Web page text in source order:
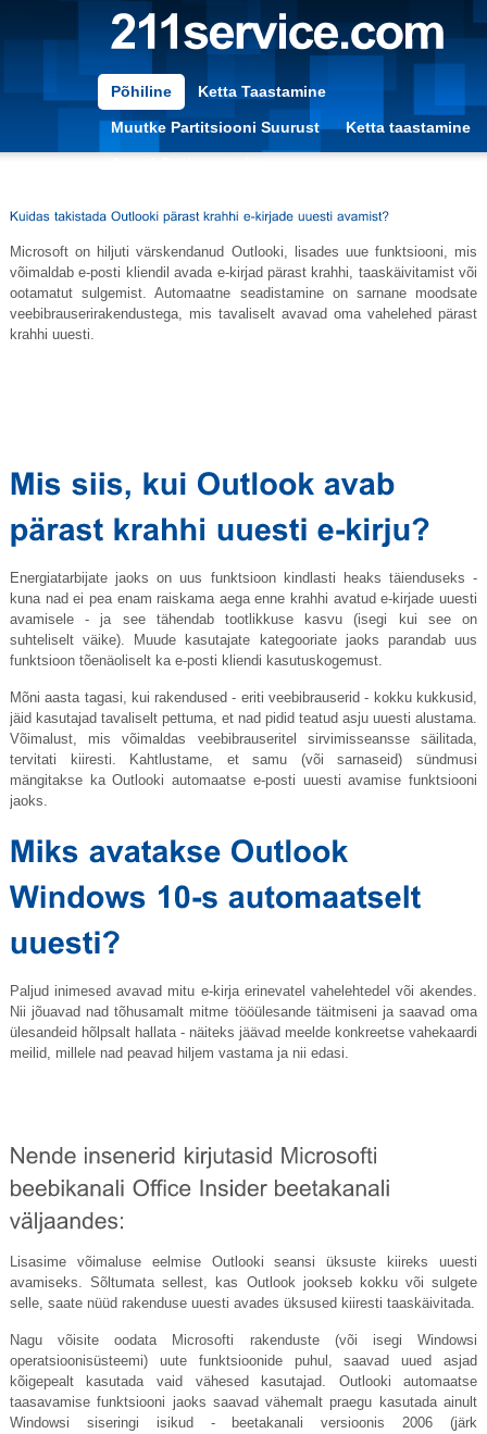
Põhiline Ketta Taastamine
Muutke Partitsiooni Suurust Ketta taastamine
Microsoft on hiljuti värskendanud Outlooki, lisades uue funktsiooni, mis
võimaldab e-posti kliendil avada e-kirjad pärast krahhi, taaskäivitamist või
ootamatut sulgemist. Automaatne seadistamine on sarnane moodsate
veebibrauserirakendustega, mis tavaliselt avavad oma vahelehed pärast
krahhi uuesti.
Energiatarbijate jaoks on uus funktsioon kindlasti heaks täienduseks -
kuna nad ei pea enam raiskama aega enne krahhi avatud e-kirjade uuesti
avamisele - ja see tähendab tootlikkuse kasvu (isegi kui see on
suhteliselt väike). Muude kasutajate kategooriate jaoks parandab uus
funktsioon tõenäoliselt ka e-posti kliendi kasutuskogemust.
Mõni aasta tagasi, kui rakendused - eriti veebibrauserid - kokku kukkusid,
jäid kasutajad tavaliselt pettuma, et nad pidid teatud asju uuesti alustama.
Võimalust, mis võimaldas veebibrauseritel sirvimisseansse säilitada,
tervitati kiiresti. Kahtlustame, et samu (või sarnaseid) sündmusi
mängitakse ka Outlooki automaatse e-posti uuesti avamise funktsiooni
jaoks.
Paljud inimesed avavad mitu e-kirja erinevatel vahelehtedel või akendes.
Nii jõuavad nad tõhusamalt mitme tööülesande täitmiseni ja saavad oma
ülesandeid hõlpsalt hallata - näiteks jäävad meelde konkreetse vahekaardi
meilid, millele nad peavad hiljem vastama ja nii edasi.
Lisasime võimaluse eelmise Outlooki seansi üksuste kiireks uuesti
avamiseks. Sõltumata sellest, kas Outlook jookseb kokku või sulgete
selle, saate nüüd rakenduse uuesti avades üksused kiiresti taaskäivitada.
Nagu võisite oodata Microsofti rakenduste (või isegi Windowsi
operatsioonisüsteemi) uute funktsioonide puhul, saavad uued asjad
kõigepealt kasutada vaid vähesed kasutajad. Outlooki automaatse
taasavamise funktsiooni jaoks saavad vähemalt praegu kasutada ainult
Windowsi siseringi isikud - beetakanali versioonis 2006 (järk